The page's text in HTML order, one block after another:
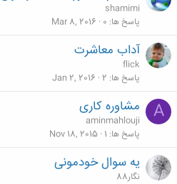
shamimi
پاسخ ها 0
Mar 8, 2016
آداب معاشرت
flick
پاسخ ها 2
Jan 2, 2016
A مشاوره کاری
aminmahlouji
پاسخ ها 1
Nov 18, 2015
یه سوال خودمونی
نگار88